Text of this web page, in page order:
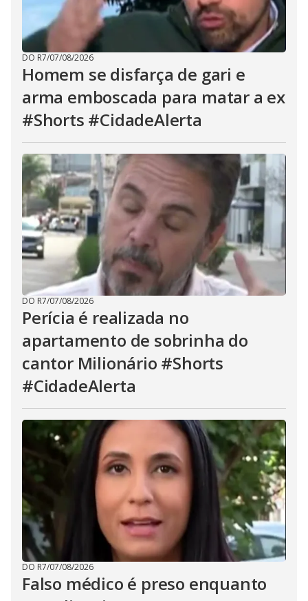
DO R7/07/08/2026
Homem se disfarça de gari e
arma emboscada para matar a ex
#Shorts #CidadeAlerta
DO R7/07/08/2026
Perícia é realizada no
apartamento de sobrinha do
cantor Milionário #Shorts
#CidadeAlerta
DO R7/07/08/2026
Falso médico é preso enquanto